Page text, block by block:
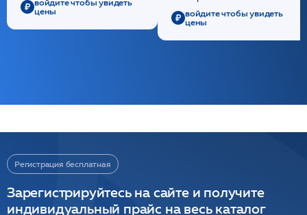
цены
войдите чтобы увидеть
цены
Регистрация бесплатная
Зарегистрируйтесь на сайте и получите
индивидуальный прайс на весь каталог